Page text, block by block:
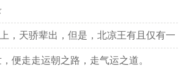
，天骄辈出，但是，北凉王有且仅有一
便走走运朝之路，走气运之道。